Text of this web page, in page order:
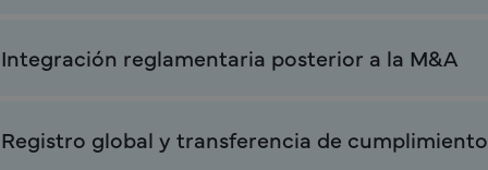
Integración reglamentaria posterior a la M&A
Registro global y transferencia de cumplimiento